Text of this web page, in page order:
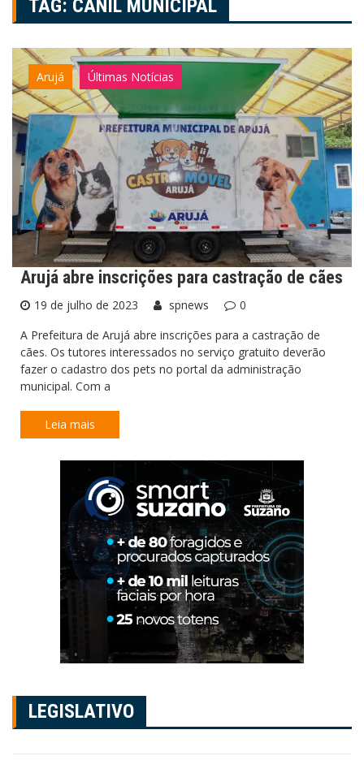
TAG: CANIL MUNICIPAL
Arujá Últimas Notícias
Arujá abre inscrições para castração de cães
19 de julho de 2023 spnews
0
A Prefeitura de Arujá abre inscrições para a castração de
cães. Os tutores interessados no serviço gratuito deverão
fazer o cadastro dos pets no portal da administração
municipal. Com a
Leia mais
LEGISLATIVO